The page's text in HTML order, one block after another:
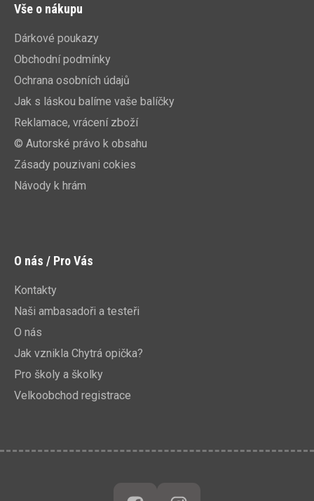
Vše o nákupu
Dárkové poukazy
Obchodní podmínky
Ochrana osobních údajů
Jak s láskou balíme vaše balíčky
Reklamace, vrácení zboží
© Autorské právo k obsahu
Zásady pouzivani cokies
Návody k hrám
O nás / Pro Vás
Kontakty
Naši ambasadoři a testeři
O nás
Jak vznikla Chytrá opička?
Pro školy a školky
Velkoobchod registrace